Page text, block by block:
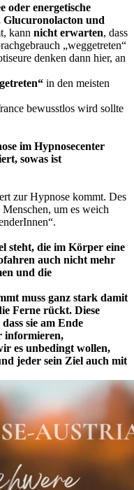
oder energetische
und
kann nicht erwarten, dass
„weggetreten“
denken dann hier, an
in den meisten
bewusstlos wird sollte
im Hypnosecenter
sowas ist
zur Hypnose kommt. Des
um es weich
steht, die im Körper eine
auch nicht mehr
und die
muss ganz stark damit
Ferne rückt. Diese
sie am Ende
informieren,
es unbedingt wollen,
jeder sein Ziel auch mit